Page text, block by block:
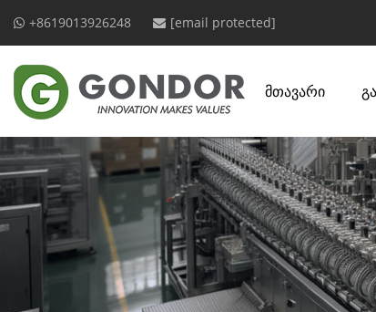
+8619013926248 [email protected]
მთავარი